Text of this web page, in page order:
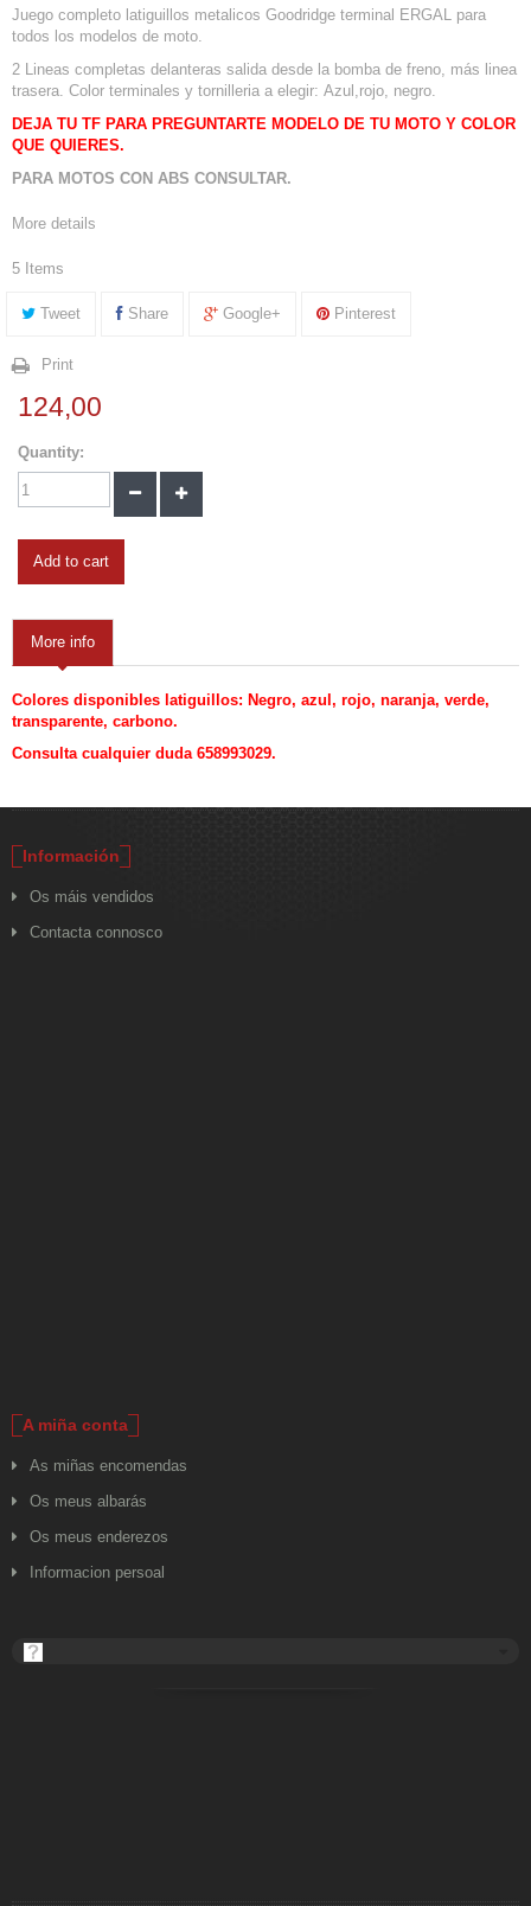
Juego completo latiguillos metalicos Goodridge terminal ERGAL para
todos los modelos de moto.
2 Lineas completas delanteras salida desde la bomba de freno, más linea
trasera. Color terminales y tornilleria a elegir: Azul,rojo, negro.
DEJA TU TF PARA PREGUNTARTE MODELO DE TU MOTO Y COLOR
QUE QUIERES.
PARA MOTOS CON ABS CONSULTAR.
More details
5 Items
Tweet Share Google+ Pinterest
Print
124,00
Quantity:
Add to cart
More info
Colores disponibles latiguillos: Negro, azul, rojo, naranja, verde,
transparente, carbono.
Consulta cualquier duda 658993029.
Información
Os máis vendidos
Contacta connosco
A miña conta
As miñas encomendas
Os meus albarás
Os meus enderezos
Informacion persoal